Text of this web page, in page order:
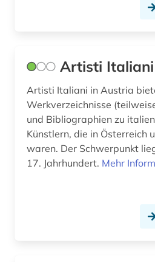
person (1)
personenname (1)
philosoph (2)
philosophie (1)
photograph (3)
polen (2)
Artisti
Artisti Italiani in Austria
Werkverzeichnisse
und Bibliographien zu
Künstlern, die in Österreich
waren. Der Schwerpunkt liegt auf dem 16.
17. Jahrhundert. Mehr